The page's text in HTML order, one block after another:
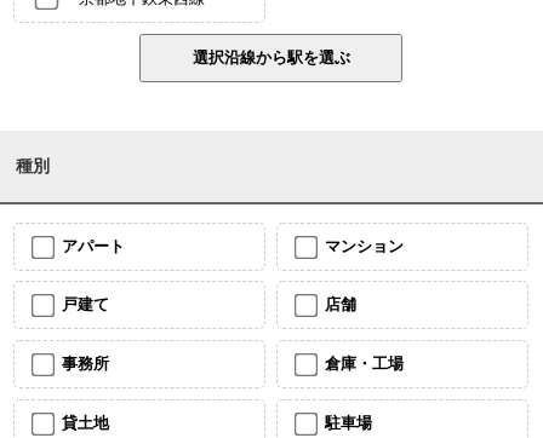
種別
アパート マンション
戸建て 店舗
事務所 倉庫・工場
貸土地 駐車場